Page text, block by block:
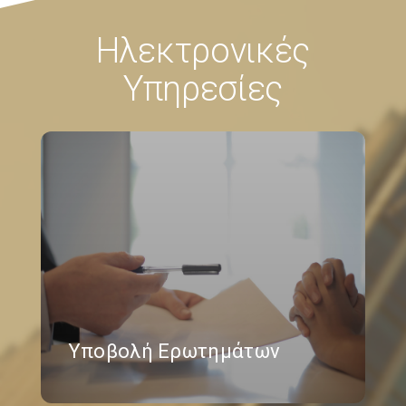
Ηλεκτρονικές
Υπηρεσίες
Υποβολή Ερωτημάτων